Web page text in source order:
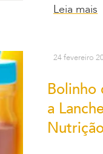
Leia mais
24 fevereiro
Bolinho
a